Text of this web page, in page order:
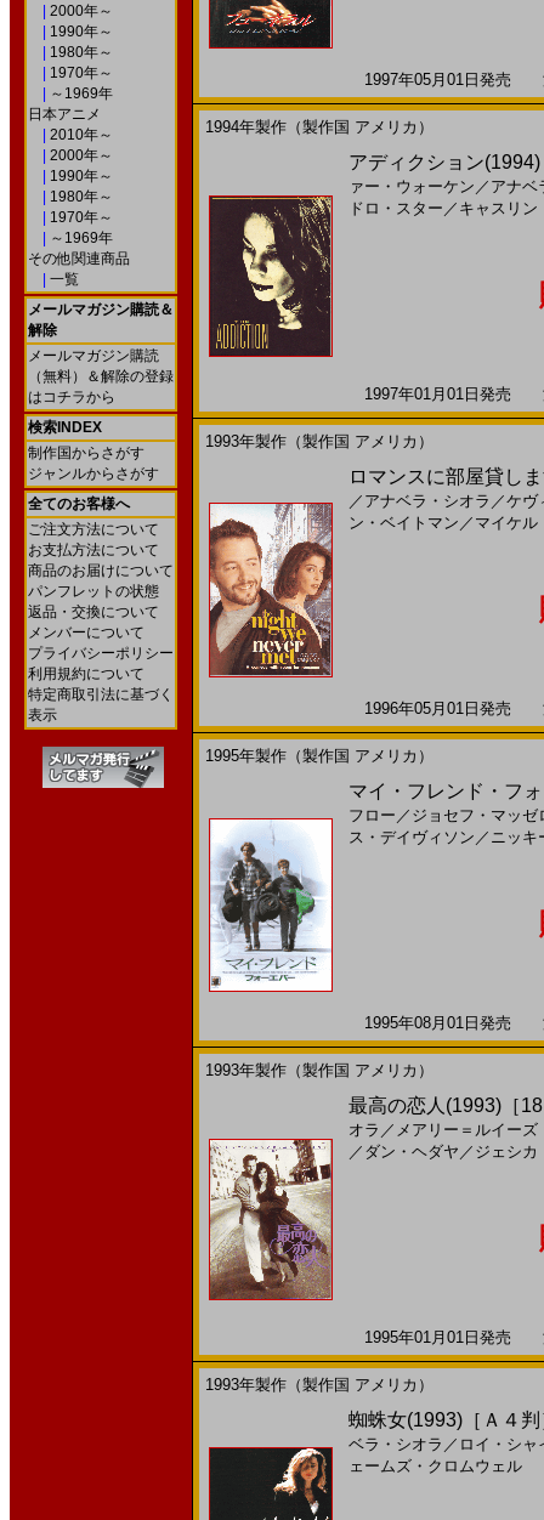
2000年～
1990年～
1980年～
1970年～
～1969年
日本アニメ
2010年～
2000年～
1990年～
1980年～
1970年～
～1969年
その他関連商品
一覧
メールマガジン購読＆
解除
メールマガジン購読
（無料）＆解除の登録
はコチラから
検索INDEX
制作国からさがす
ジャンルからさがす
全てのお客様へ
ご注文方法について
お支払方法について
商品のお届けについて
パンフレットの状態
返品・交換について
メンバーについて
プライバシーポリシー
利用規約について
特定商取引法に基づく
表示
1997年05月01日発売
1994年製作（製作国 アメリカ）
アディクション
ァー・ウォーケン ／ アナベ
ドロ・スター ／ キャスリン
1997年01月01日発売
1993年製作（製作国 アメリカ）
ロマンスに部屋貸し
／ アナベラ・シオラ ／ケヴ
ン・ベイトマン ／ マイケル
1996年05月01日発売
1995年製作（製作国 アメリカ）
マイ・フレンド・フ
フロー ／ ジョセフ・マッゼ
ス・デイヴィソン ／ ニッキ
1995年08月01日発売
1993年製作（製作国 アメリカ）
最高の恋人(1993)［
オラ ／ メアリー＝ルイーズ
／ ダン・ヘダヤ ／ ジェシカ
1995年01月01日発売
1993年製作（製作国 アメリカ）
蜘蛛女(1993)［Ａ４判
ベラ・シオラ ／ ロイ・シャ
ェームズ・クロムウェル